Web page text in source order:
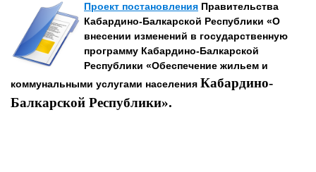
Проект постановления Правительства
Кабардино-Балкарской Республики «О
внесении изменений в государственную
программу Кабардино-Балкарской
Республики «Обеспечение жильем и
коммунальными услугами населения Кабардино-
Балкарской Республики».